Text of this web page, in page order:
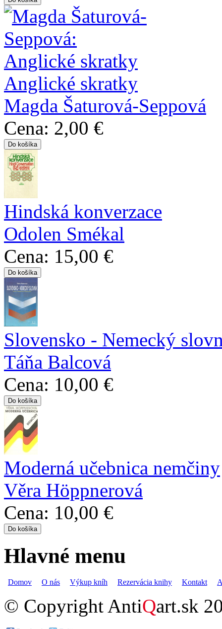
Anglické skratky
Magda Šaturová-Seppová
Cena: 2,00 €
Hindská konverzace
Odolen Smékal
Cena: 15,00 €
Slovensko - Nemecký
Táňa Balcová
Cena: 10,00 €
Moderná učebnica nemčiny
Věra Höppnerová
Cena: 10,00 €
Hlavné menu
Domov O nás Výkup kníh Rezervácia knihy Kontakt
© Copyright AntiQart.sk